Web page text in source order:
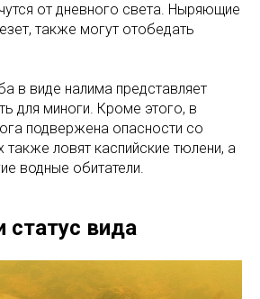
от дневного света. Ныряющие
также могут отобедать
в виде налима представляет
для миноги. Кроме этого, в
подвержена опасности со
также ловят каспийские тюлени, а
водные обитатели.
статус вида